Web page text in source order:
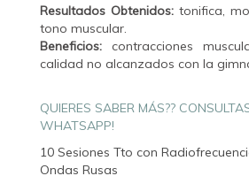
Resultados Obtenidos:tonifica,
tono muscular.
Beneficios: contracciones
calidad no alcanzados con la
QUIERES SABER MÁS??
WHATSAPP!
10 Sesiones Tto con
Ondas Rusas